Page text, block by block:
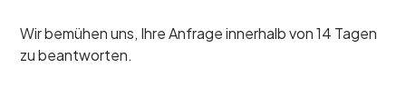
Wir bemühen uns, Ihre Anfrage innerhalb von 14 Tagen
zu beantworten.